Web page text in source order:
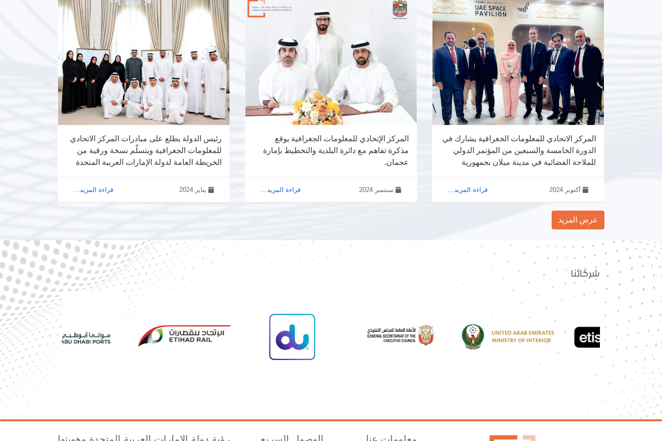
المركز الاتحادي للمعلومات الجغرافية يشارك في
الدورة الخامسة والسبعين من المؤتمر الدولي
للملاحة الفضائية في مدينة ميلان بجمهورية
أكتوبر 2024 قراءة المزيد...
المركز الإتحادي للمعلومات الجغرافية يوقع
مذكرة تفاهم مع دائرة البلدية والتخطيط بإمارة
عجمان.
سبتمبر 2024 قراءة المزيد...
رئيس الدولة يطلع على مبادرات المركز الاتحادي
للمعلومات الجغرافية ويتسلّم نسخة ورقية من
الخريطة العامة لدولة الإمارات العربية المتحدة
يناير 2024 قراءة المزيد...
عرض المزيد
شركائنا